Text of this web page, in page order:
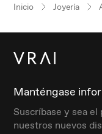
Inicio Joyería
Manténgase
Suscríbase y sea
nuestros nuevos